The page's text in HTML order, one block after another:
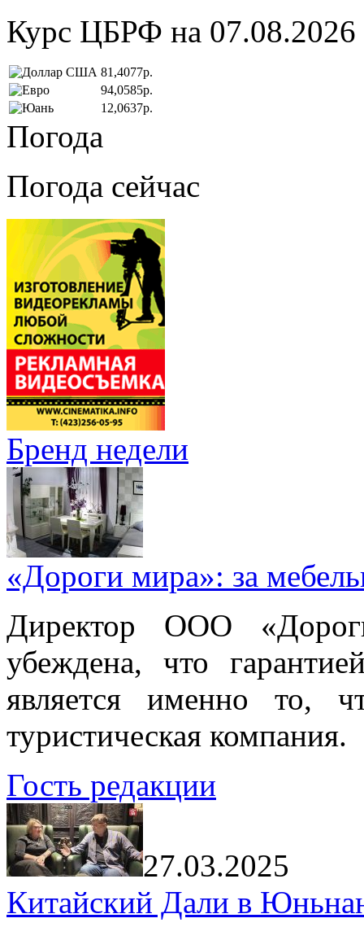
Курс ЦБРФ на 07.08.2026
81,4077р.
94,0585р.
12,0637р.
Погода
Погода сейчас
Бренд недели
«Дороги мира»: за
Директор ООО
убеждена, что
является именно то,
туристическая компания.
Гость редакции
27.03.2025
Китайский Дали в